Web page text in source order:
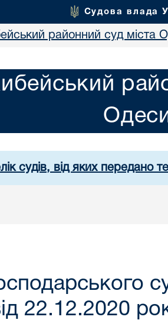
Судова влада
районний суд міста
судів, від яких передано
22.12.2020